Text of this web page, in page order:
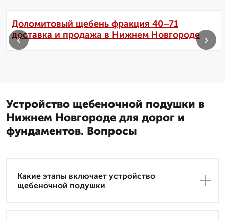
Доломитовый щебень фракция 40–71
доставка и продажа в Нижнем Новгороде
‹ ›
Устройство щебеночной подушки в
Нижнем Новгороде для дорог и
фундаментов. Вопросы
Какие этапы включает устройство
щебеночной подушки